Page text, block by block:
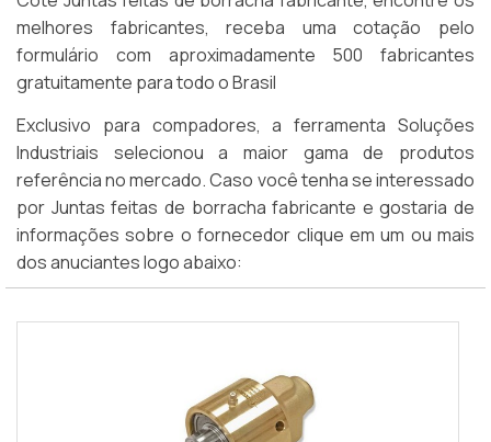
melhores fabricantes, receba uma cotação pelo
formulário com aproximadamente 500 fabricantes
gratuitamente para todo o Brasil
Exclusivo para compadores, a ferramenta Soluções
Industriais selecionou a maior gama de produtos
referência no mercado. Caso você tenha se interessado
por Juntas feitas de borracha fabricante e gostaria de
informações sobre o fornecedor clique em um ou mais
dos anuciantes logo abaixo: